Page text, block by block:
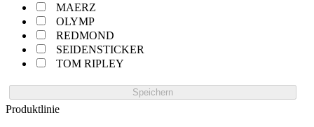
MAERZ
OLYMP
REDMOND
SEIDENSTICKER
TOM RIPLEY
Speichern
Produktlinie